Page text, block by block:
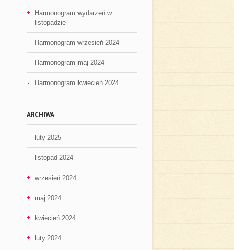
Harmonogram wydarzeń w
listopadzie
Harmonogram wrzesień 2024
Harmonogram maj 2024
Harmonogram kwiecień 2024
ARCHIWA
luty 2025
listopad 2024
wrzesień 2024
maj 2024
kwiecień 2024
luty 2024